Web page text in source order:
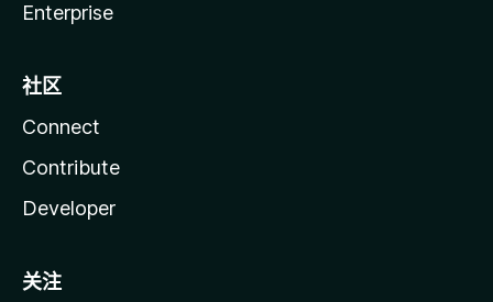
Enterprise
社区
Connect
Contribute
Developer
关注